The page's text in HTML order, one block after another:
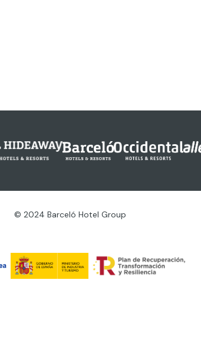
© 2024 Barceló Hotel Group